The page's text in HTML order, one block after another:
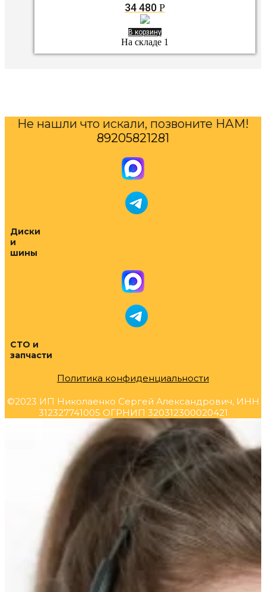
34 480 Р
В корзину
На складе 1
Не нашли что искали, позвоните НАМ!
89205821281
Диски
и
шины
СТО и
запчасти
Политика конфиденциальности
©2023 ИП Николаенко Сергей Александрович, ИНН
312327741005 ОГРНИП 320312300020421